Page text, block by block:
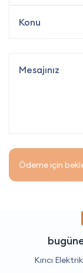
Ödeme için
Kırıcı